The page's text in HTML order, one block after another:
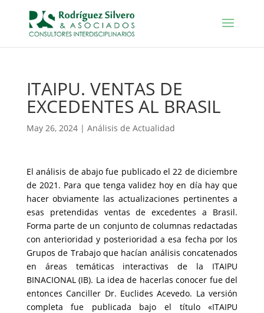
ITAIPU. VENTAS DE
EXCEDENTES AL BRASIL
May 26, 2024| Análisis de Actualidad
El análisis de abajo fue publicado el 22 de diciembre
de 2021. Para que tenga validez hoy en día hay que
hacer obviamente las actualizaciones pertinentes a
esas pretendidas ventas de excedentes a Brasil.
Forma parte de un conjunto de columnas redactadas
con anterioridad y posterioridad a esa fecha por los
Grupos de Trabajo que hacían análisis concatenados
en áreas temáticas interactivas de la ITAIPU
BINACIONAL (IB). La idea de hacerlas conocer fue del
entonces Canciller Dr. Euclides Acevedo. La versión
completa fue publicada bajo el título «ITAIPU